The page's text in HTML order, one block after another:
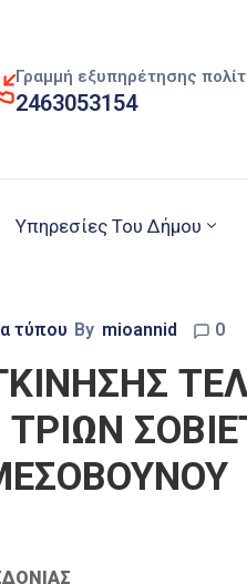
Γραμμή εξυπηρέτησης
2463053154
Υπηρεσίες Του Δήμου
τύπου By mioannid 0